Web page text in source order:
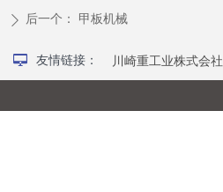
ꄲ 后一个： 甲板机械
川崎重工业株式会社
友情链接：
넡